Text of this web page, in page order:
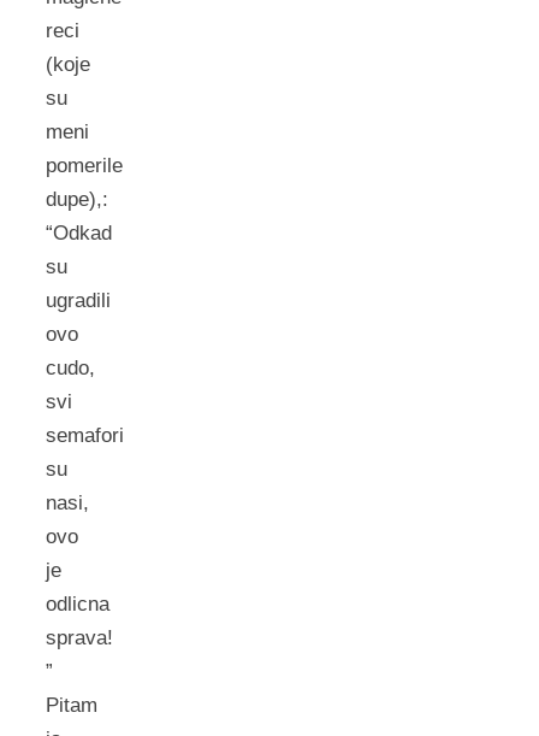
reci
(koje
su
meni
pomerile
dupe),:
“Odkad
su
ugradili
ovo
cudo,
svi
semafori
su
nasi,
ovo
je
odlicna
sprava!
”
Pitam